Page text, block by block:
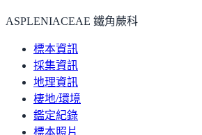
ASPLENIACEAE 鐵角蕨科
標本資訊
採集資訊
地理資訊
棲地/環境
鑑定紀錄
標本照片